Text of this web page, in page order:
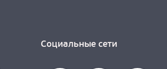
Социальные сети